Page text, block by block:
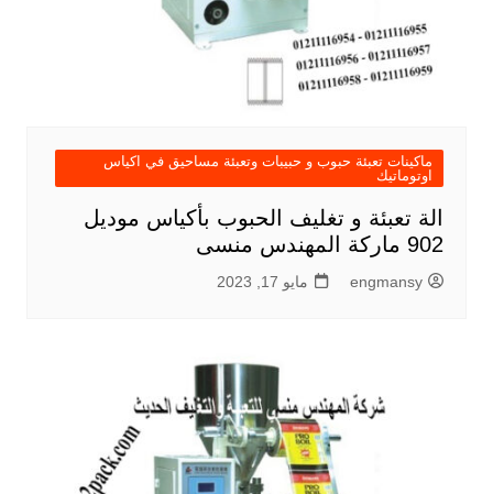
ماكينات تعبئة حبوب و حبيبات وتعبئة مساحيق في اكياس
اوتوماتيك
الة تعبئة و تغليف الحبوب بأكياس موديل
902 ماركة المهندس منسى
engmansy مايو 17, 2023